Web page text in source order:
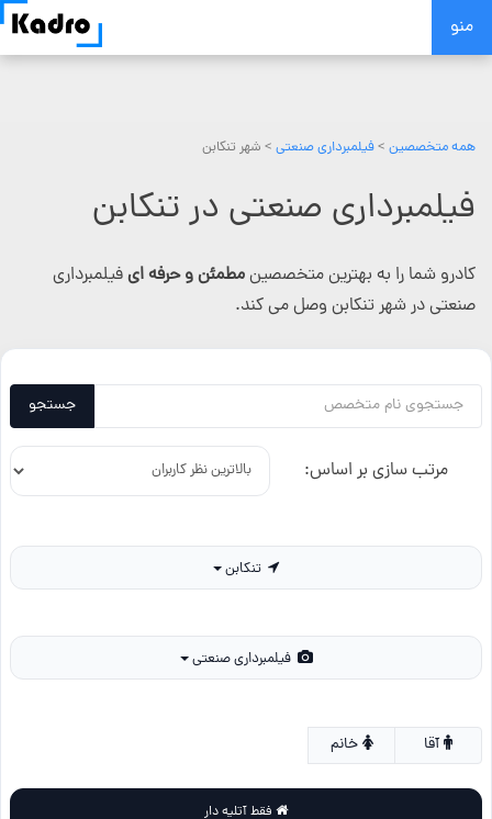
Skip
منو
همه متخصصین >فیلمبرداری صنعتی > شهر تنکابن
فیلمبرداری صنعتی در تنکابن
کادرو شما را به بهترین متخصصینمطمئن و حرفه ایفیلمبرداری
صنعتی در شهر تنکابن وصل می کند.
جستجو
مرتب سازی بر اساس:
فیلمبرداری صنعتی
خانم